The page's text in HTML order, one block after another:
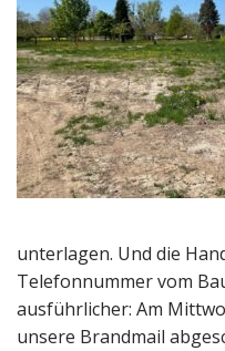
unterlagen. Und die
Telefonnummer vom
ausführlicher: Am
unsere Brandmail